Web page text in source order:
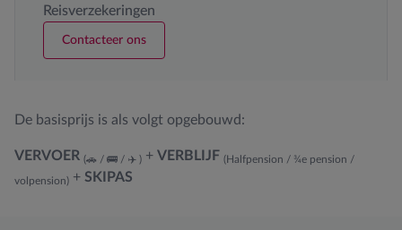
Reisverzekeringen
Contacteer ons
De basisprijs is als volgt opgebouwd:
VERVOER (🚗 / 🚌 / ✈️ ) + VERBLIJF (Halfpension / ¾e pension /
volpension) + SKIPAS